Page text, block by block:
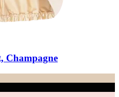
Champagne